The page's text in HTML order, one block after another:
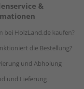
&
bei HolzLand.de kaufen?
die Bestellung?
und Abholung
und Lieferung